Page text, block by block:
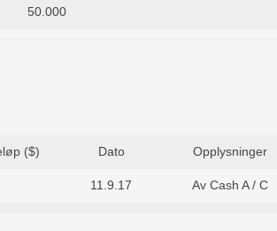
50.000
($) Dato Opplysninger
11.9.17 Av Cash A / C